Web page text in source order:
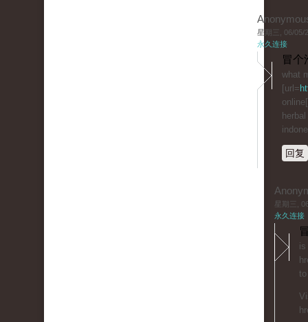
星期三, 06/05/
永久连接
冒个
what
[url=
herbal
回复
星期三,
永久连接
is